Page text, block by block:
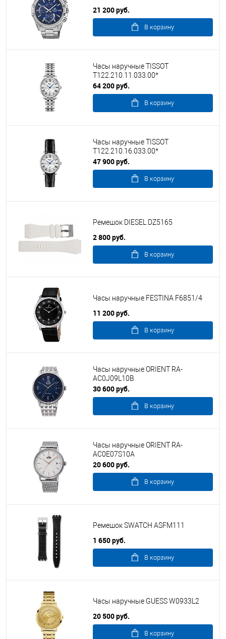
21 200 руб.
В корзину
Часы наручные TISSOT
T122.210.11.033.00*
64 200 руб.
В корзину
Часы наручные TISSOT
T122.210.16.033.00*
47 900 руб.
В корзину
Ремешок DIESEL DZ5165
2 800 руб.
В корзину
Часы наручные FESTINA F6851/4
11 200 руб.
В корзину
Часы наручные ORIENT RA-
AC0J09L10B
30 600 руб.
В корзину
Часы наручные ORIENT RA-
AC0E07S10A
20 600 руб.
В корзину
Ремешок SWATCH ASFM111
1 650 руб.
В корзину
Часы наручные GUESS W0933L2
20 500 руб.
В корзину